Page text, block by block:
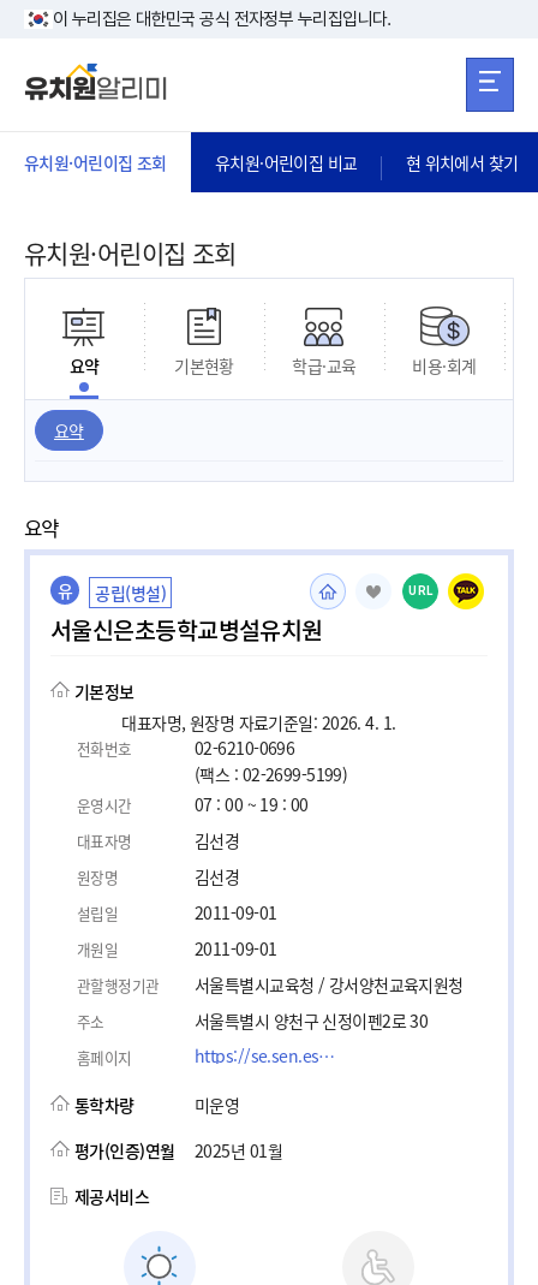
본문 바로가기
이 누리집은 대한민국 공식 전자정부 누리집입니다.
유치원·어린이집 조회 유치원·어린이집 비교 현 위치에서 찾기
유치원·어린이집 조회
요약 기본현황 학급·교육 비용·회계
요약
요약
유 공립(병설)
서울신은초등학교병설유치원
URL
기본정보
대표자명, 원장명 자료기준일: 2026. 4. 1.
전화번호
02-6210-0696
(팩스 : 02-2699-5199)
운영시간 07 : 00 ~ 19 : 00
대표자명 김선경
원장명 김선경
설립일 2011-09-01
개원일 2011-09-01
관할행정기관 서울특별시교육청 / 강서양천교육지원청
주소 서울특별시 양천구 신정이펜2로 30
홈페이지 https://se.sen.es.kr/88163/subMenu.do
통학차량
미운영
평가(인증)연월
2025년 01월
제공서비스